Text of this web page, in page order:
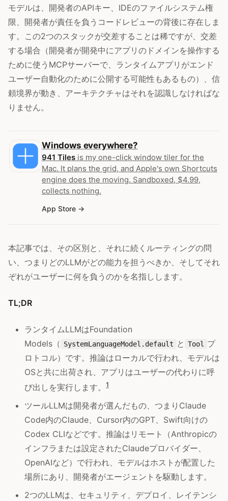
モデルは、開発者のAPIキー、IDEのファイルシステム権
限、開発者が責任を負うコードレビューの背後に存在しま
す。この2つのスタックが交差することは稀ですが、交差
する場合（開発者が開発中にアプリのドメインを操作する
ために使うMCPサーバーで、ランタイムアプリがエンド
ユーザー自動化のために公開する可能性もあるもの）、信
頼境界が動き、アーキテクチャはそれを認識しなければな
りません。
Windows everywhere?
941 Tiles is my one-click window tiler for the
Mac. It plans the grid, and Apple's own Shortcuts
engine does the moving. Sandboxed, $4.99,
collects nothing.
App Store
本記事では、その区別と、それに続くルーティングの問
い、つまりどのLLMがどの能力を担うべきか、そしてそれ
ぞれがユーザーに何を負うのかを名指しします。
TL;DR
ランタイムLLMはFoundation
Models（ SystemLanguageModel.default と Tool
プ
ロトコル）です。推論はローカルで行われ、モデルは
OSと共に出荷され、アプリはユーザーの代わりに呼
び出しを実行します。
1
ツールLLMは開発者が選んだもの、つまりClaude
Code内のClaude、Cursor内のGPT、Swift向けの
Codex CLIなどです。推論はリモート（Anthropicの
インフラまたは設定されたClaudeプロバイダー、
OpenAIなど）で行われ、モデルはホストが配置した
場所にあり、開発者がエージェントを駆動します。
2つのLLMは、セキュリティ、デプロイ、レイテンシ